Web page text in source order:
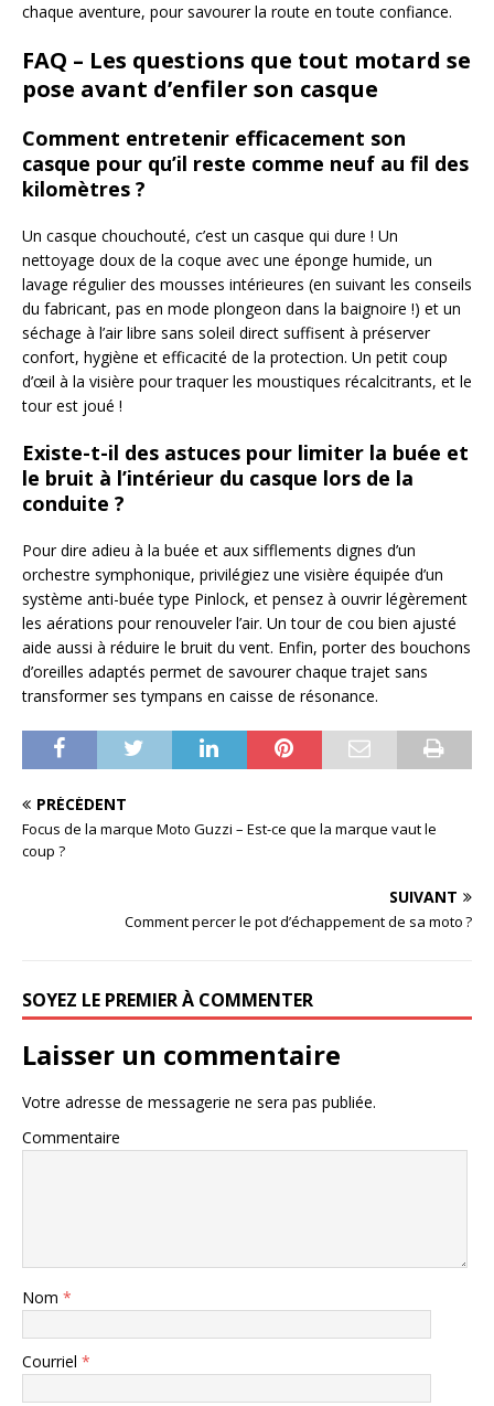
chaque aventure, pour savourer la route en toute confiance.
FAQ – Les questions que tout motard se
pose avant d’enfiler son casque
Comment entretenir efficacement son
casque pour qu’il reste comme neuf au fil des
kilomètres ?
Un casque chouchouté, c’est un casque qui dure ! Un
nettoyage doux de la coque avec une éponge humide, un
lavage régulier des mousses intérieures (en suivant les conseils
du fabricant, pas en mode plongeon dans la baignoire !) et un
séchage à l’air libre sans soleil direct suffisent à préserver
confort, hygiène et efficacité de la protection. Un petit coup
d’œil à la visière pour traquer les moustiques récalcitrants, et le
tour est joué !
Existe-t-il des astuces pour limiter la buée et
le bruit à l’intérieur du casque lors de la
conduite ?
Pour dire adieu à la buée et aux sifflements dignes d’un
orchestre symphonique, privilégiez une visière équipée d’un
système anti-buée type Pinlock, et pensez à ouvrir légèrement
les aérations pour renouveler l’air. Un tour de cou bien ajusté
aide aussi à réduire le bruit du vent. Enfin, porter des bouchons
d’oreilles adaptés permet de savourer chaque trajet sans
transformer ses tympans en caisse de résonance.
PRÉCÉDENT
Focus de la marque Moto Guzzi – Est-ce que la marque vaut le
coup ?
SUIVANT
Comment percer le pot d’échappement de sa moto ?
SOYEZ LE PREMIER À COMMENTER
Laisser un commentaire
Votre adresse de messagerie ne sera pas publiée.
Commentaire
Nom *
Courriel *